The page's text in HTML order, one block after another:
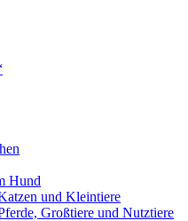
Hund
und Kleintiere
Großtiere und Nutztiere